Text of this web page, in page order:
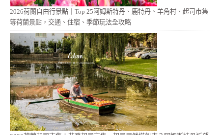
2026荷蘭自由行景點｜Top 25阿姆斯特丹、鹿特丹、羊角村、起司市集
等荷蘭景點，交通、住宿、季節玩法全攻略